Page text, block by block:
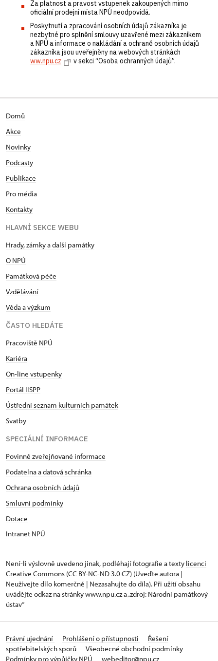
Za platnost a pravost vstupenek zakoupených mimo
oficiální prodejní místa NPÚ neodpovídá.
Poskytnutí a zpracování osobních údajů zákazníka je
nezbytné pro splnění smlouvy uzavřené mezi zákazníkem
a NPÚ a informace o nakládání a ochraně osobních údajů
zákazníka jsou uveřejněny na webových stránkách
ww.npu.cz
v sekci “Osoba ochranných údajů”.
Domů
Akce
Novinky
Podcasty
Publikace
Pro média
Kontakty
HLAVNÍ SEKCE WEBU
Hrady, zámky a další památky
O NPÚ
Památková péče
Vzdělávání
Věda a výzkum
ČASTO HLEDÁTE
Pracoviště NPÚ
Kariéra
On-line vstupenky
Portál IISPP
Ústřední seznam kulturních památek
Svatby
SPECIÁLNÍ INFORMACE
Povinně zveřejňované informace
Podatelna a datová schránka
Ochrana osobních údajů
Smluvní podmínky
Dotace
Intranet NPÚ
Není-li výslovně uvedeno jinak, podléhají fotografie a texty licenci
Creative Commons (CC BY-NC-ND 3.0 CZ) (Uveďte autora |
Neužívejte dílo komerčně | Nezasahujte do díla). Při užití obsahu
uvádějte odkaz na stránky www.npu.cz a „zdroj: Národní památkový
ústav“
Právní ujednání Prohlášení o přístupnosti
Řešení
spotřebitelských sporů
Všeobecné obchodní podmínky
Podmínky pro výpůjčky NPÚ
webeditor@npu.cz